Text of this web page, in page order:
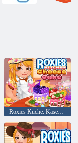
Roxies Küche: Käsekuchen